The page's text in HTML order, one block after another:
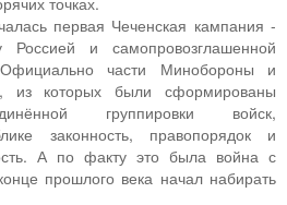
первая Чеченская кампания -
и самопровозглашенной
Официально части Минобороны и
из которых были сформированы
группировки войск,
законность, правопорядок и
А по факту это была война с
прошлого века начал набирать